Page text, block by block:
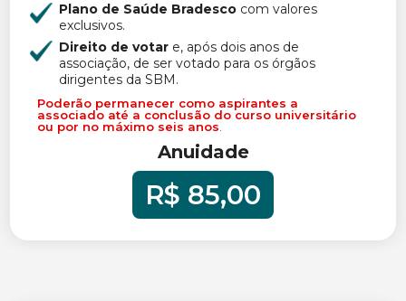
Plano de Saúde Bradesco com valores
exclusivos.
Direito de votar e, após dois anos de
associação, de ser votado para os órgãos
dirigentes da SBM.
Poderão permanecer como aspirantes a
associado até a conclusão do curso universitário
ou por no máximo seis anos
Anuidade
R$ 85,00